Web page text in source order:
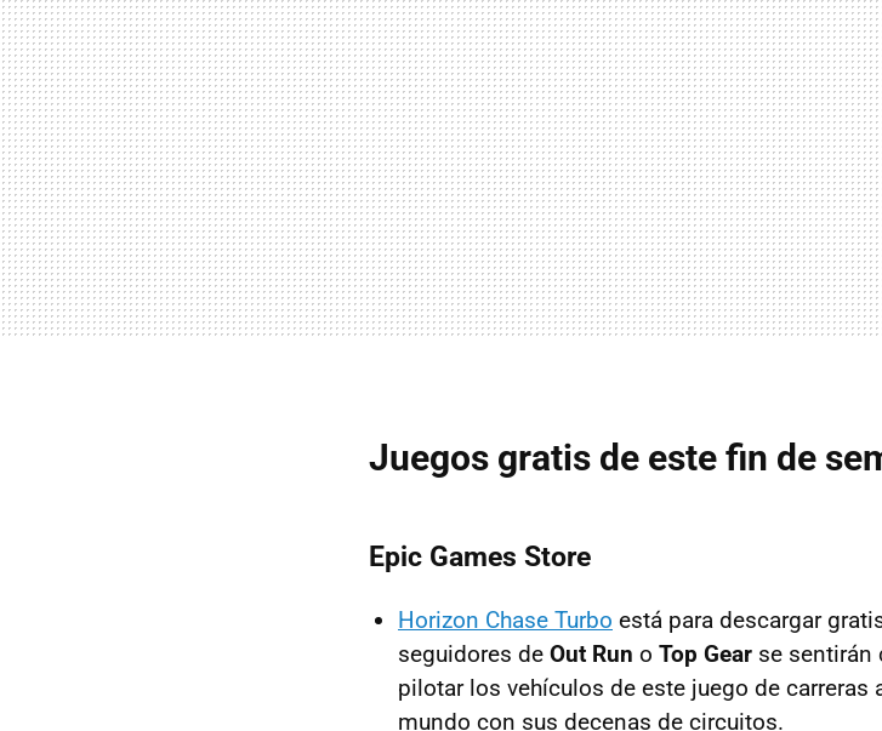
Juegos gratis de este fin de
Epic Games Store
Horizon Chase Turbo está para descargar
seguidores de Out Run o Top Gear se sentirán
pilotar los vehículos de este juego de carreras
mundo con sus decenas de circuitos.